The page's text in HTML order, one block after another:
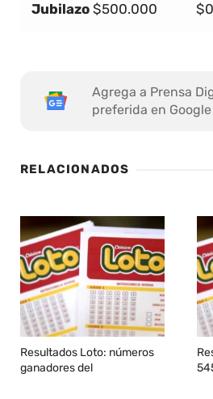
Jubilazo $500.000 $0
Agrega a Prensa
preferida en Google
RELACIONADOS
Resultados Loto: números
ganadores del